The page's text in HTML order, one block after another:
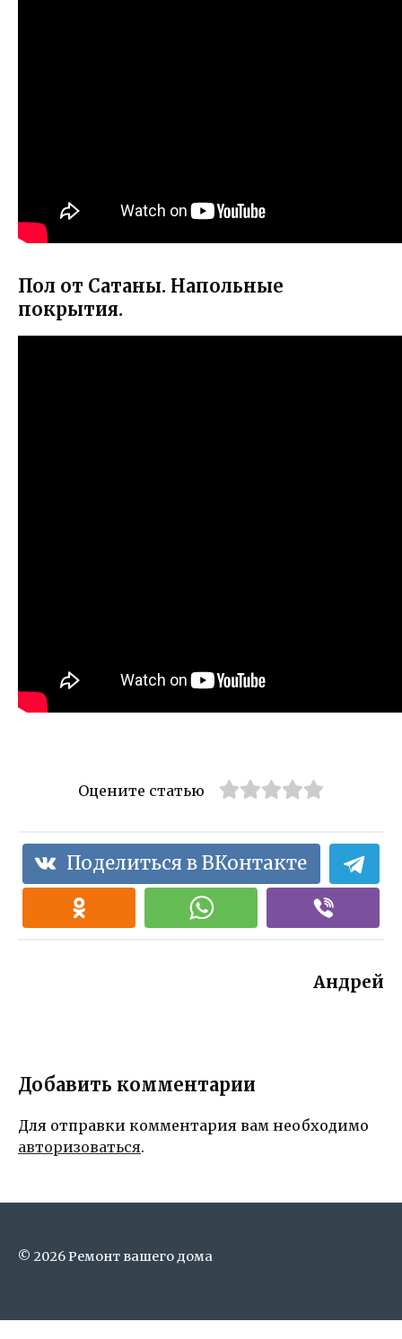
Пол от Сатаны. Напольные
покрытия.
Оцените статью
Поделиться в ВКонтакте
Андрей
Добавить комментарии
Для отправки комментария вам необходимо
авторизоваться.
© 2026 Ремонт вашего дома